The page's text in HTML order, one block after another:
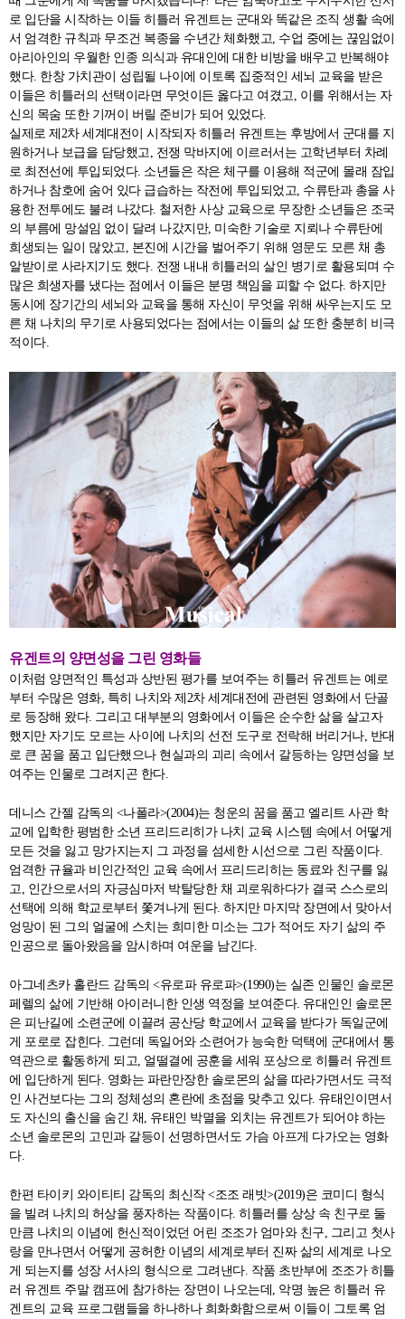
로 입단을 시작하는 이들 히틀러 유겐트는 군대와 똑같은 조직 생활 속에
서 엄격한 규칙과 무조건 복종을 수년간 체화했고, 수업 중에는 끊임없이
아리아인의 우월한 인종 의식과 유대인에 대한 비방을 배우고 반복해야
했다. 한창 가치관이 성립될 나이에 이토록 집중적인 세뇌 교육을 받은
이들은 히틀러의 선택이라면 무엇이든 옳다고 여겼고, 이를 위해서는 자
신의 목숨 또한 기꺼이 버릴 준비가 되어 있었다.
실제로 제2차 세계대전이 시작되자 히틀러 유겐트는 후방에서 군대를 지
원하거나 보급을 담당했고, 전쟁 막바지에 이르러서는 고학년부터 차례
로 최전선에 투입되었다. 소년들은 작은 체구를 이용해 적군에 몰래 잠입
하거나 참호에 숨어 있다 급습하는 작전에 투입되었고, 수류탄과 총을 사
용한 전투에도 불려 나갔다. 철저한 사상 교육으로 무장한 소년들은 조국
의 부름에 망설임 없이 달려 나갔지만, 미숙한 기술로 지뢰나 수류탄에
희생되는 일이 많았고, 본진에 시간을 벌어주기 위해 영문도 모른 채 총
알받이로 사라지기도 했다. 전쟁 내내 히틀러의 살인 병기로 활용되며 수
많은 희생자를 냈다는 점에서 이들은 분명 책임을 피할 수 없다. 하지만
동시에 장기간의 세뇌와 교육을 통해 자신이 무엇을 위해 싸우는지도 모
른 채 나치의 무기로 사용되었다는 점에서는 이들의 삶 또한 충분히 비극
적이다.
유겐트의 양면성을 그린 영화들
이처럼 양면적인 특성과 상반된 평가를 보여주는 히틀러 유겐트는 예로
부터 수많은 영화, 특히 나치와 제2차 세계대전에 관련된 영화에서 단골
로 등장해 왔다. 그리고 대부분의 영화에서 이들은 순수한 삶을 살고자
했지만 자기도 모르는 사이에 나치의 선전 도구로 전락해 버리거나, 반대
로 큰 꿈을 품고 입단했으나 현실과의 괴리 속에서 갈등하는 양면성을 보
여주는 인물로 그려지곤 한다.
데니스 간젤 감독의 <나폴라>(2004)는 청운의 꿈을 품고 엘리트 사관 학
교에 입학한 평범한 소년 프리드리히가 나치 교육 시스템 속에서 어떻게
모든 것을 잃고 망가지는지 그 과정을 섬세한 시선으로 그린 작품이다.
엄격한 규율과 비인간적인 교육 속에서 프리드리히는 동료와 친구를 잃
고, 인간으로서의 자긍심마저 박탈당한 채 괴로워하다가 결국 스스로의
선택에 의해 학교로부터 쫓겨나게 된다. 하지만 마지막 장면에서 맞아서
엉망이 된 그의 얼굴에 스치는 희미한 미소는 그가 적어도 자기 삶의 주
인공으로 돌아왔음을 암시하며 여운을 남긴다.
아그네츠카 홀란드 감독의 <유로파 유로파>(1990)는 실존 인물인 솔로몬
페렐의 삶에 기반해 아이러니한 인생 역정을 보여준다. 유대인인 솔로몬
은 피난길에 소련군에 이끌려 공산당 학교에서 교육을 받다가 독일군에
게 포로로 잡힌다. 그런데 독일어와 소련어가 능숙한 덕택에 군대에서 통
역관으로 활동하게 되고, 얼떨결에 공훈을 세워 포상으로 히틀러 유겐트
에 입단하게 된다. 영화는 파란만장한 솔로몬의 삶을 따라가면서도 극적
인 사건보다는 그의 정체성의 혼란에 초점을 맞추고 있다. 유태인이면서
도 자신의 출신을 숨긴 채, 유태인 박멸을 외치는 유겐트가 되어야 하는
소년 솔로몬의 고민과 갈등이 선명하면서도 가슴 아프게 다가오는 영화
다.
한편 타이키 와이티티 감독의 최신작 <조조 래빗>(2019)은 코미디 형식
을 빌려 나치의 허상을 풍자하는 작품이다. 히틀러를 상상 속 친구로 둘
만큼 나치의 이념에 헌신적이었던 어린 조조가 엄마와 친구, 그리고 첫사
랑을 만나면서 어떻게 공허한 이념의 세계로부터 진짜 삶의 세계로 나오
게 되는지를 성장 서사의 형식으로 그려낸다. 작품 초반부에 조조가 히틀
러 유겐트 주말 캠프에 참가하는 장면이 나오는데, 악명 높은 히틀러 유
겐트의 교육 프로그램들을 하나하나 희화화함으로써 이들이 그토록 엄